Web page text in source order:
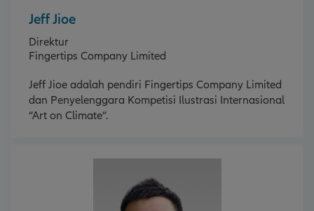
Jeff Jioe
Direktur
Fingertips Company Limited
Jeff Jioe adalah pendiri Fingertips Company Limited
dan Penyelenggara Kompetisi Ilustrasi Internasional
“Art on Climate”.